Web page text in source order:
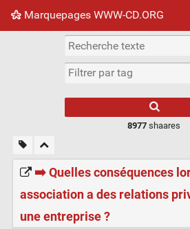
Marquepages WWW-CD.ORG
Nuage de tags Mur d'images
8977 shaares
➡️ Quelles conséquences
association a des relations
une entreprise ?